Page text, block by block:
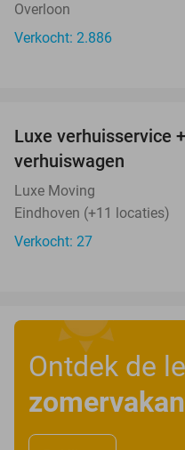
Overloon
Verkocht: 2.886
Luxe verhuisservice
verhuiswagen
Luxe Moving
Eindhoven (+11 locaties)
Verkocht: 27
Ontdek de